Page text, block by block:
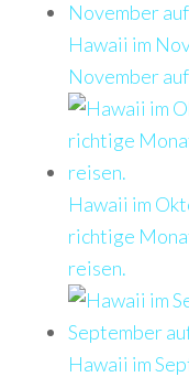
Hawaii im
November
Hawaii im
richtige
reisen.
Hawaii im